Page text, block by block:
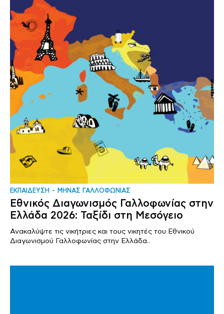
ΕΚΠΑΙΔΕΥΣΗ ΜΗΝΑΣ ΓΑΛΛΟΦΩΝΙΑΣ
Εθνικός Διαγωνισμός Γαλλοφωνίας στην
Ελλάδα 2026: Ταξίδι στη Μεσόγειο
Ανακαλύψτε τις νικήτριες και τους νικητές του Εθνικού
Διαγωνισμού Γαλλοφωνίας στην Ελλάδα..